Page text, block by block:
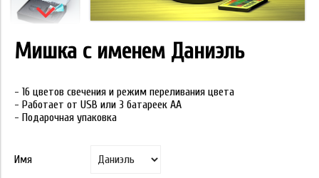
Мишка с именем Даниэль
- 16 цветов свечения и режим переливания цвета
- Работает от USB или 3 батареек АА
- Подарочная упаковка
Имя